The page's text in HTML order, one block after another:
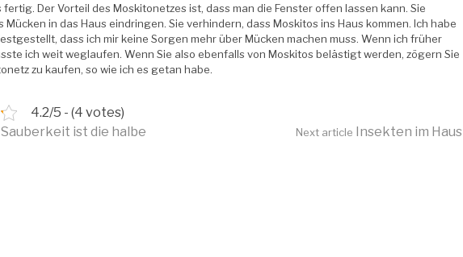
fertig. Der Vorteil des Moskitonetzes ist, dass man die Fenster offen lassen kann. Sie
Mücken in das Haus eindringen. Sie verhindern, dass Moskitos ins Haus kommen. Ich habe
dass ich mir keine Sorgen mehr über Mücken machen muss. Wenn ich früher
ich weit weglaufen. Wenn Sie also ebenfalls von Moskitos belästigt werden, zögern Sie
zu kaufen, so wie ich es getan habe.
4.2/5 - (4 votes)
Sauberkeit ist die halbe
Next article Insekten im Haus